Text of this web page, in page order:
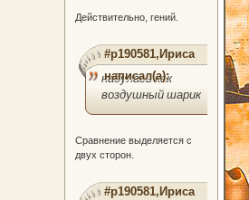
Действительно, гений.
#p190581,Ириса
написал(а):
надулась как
воздушный шарик
Сравнение выделяется с
двух сторон.
#p190581,Ириса